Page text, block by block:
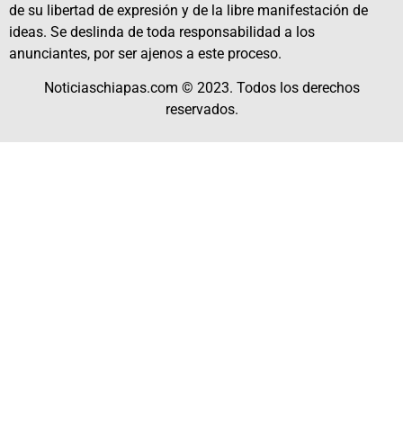
de su libertad de expresión y de la libre manifestación de
ideas. Se deslinda de toda responsabilidad a los
anunciantes, por ser ajenos a este proceso.
Noticiaschiapas.com © 2023. Todos los derechos
reservados.